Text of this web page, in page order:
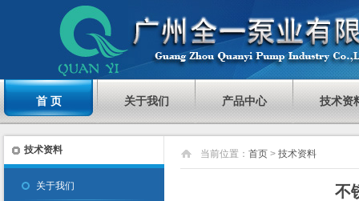
首 页 关于我们 产品中心 技术资
技术资料
关于我们
当前位置： 首页 > 技术资料
不